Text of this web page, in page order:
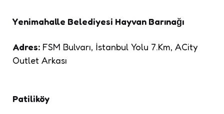
Yenimahalle Belediyesi Hayvan Barınağı
Adres: FSM Bulvarı, İstanbul Yolu 7.Km, ACity
Outlet Arkası
Patiliköy